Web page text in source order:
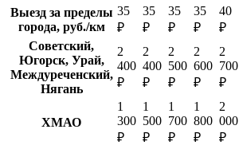
Выезд за пределы
города, руб./км
35
₽
35
₽
35
₽
35
₽
40
₽
Советский,
Югорск, Урай,
Междуреченский,
Нягань
2
400
₽
2
400
₽
2
500
₽
2
600
₽
2
700
₽
ХМАО
1
300
₽
1
500
₽
1
700
₽
1
800
₽
2
000
₽